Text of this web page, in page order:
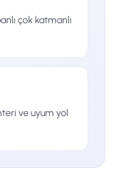
çok katmanlı
ve uyum yol